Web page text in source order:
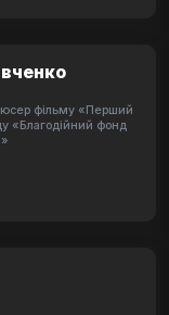
фільму «Перший
«Благодійний фонд